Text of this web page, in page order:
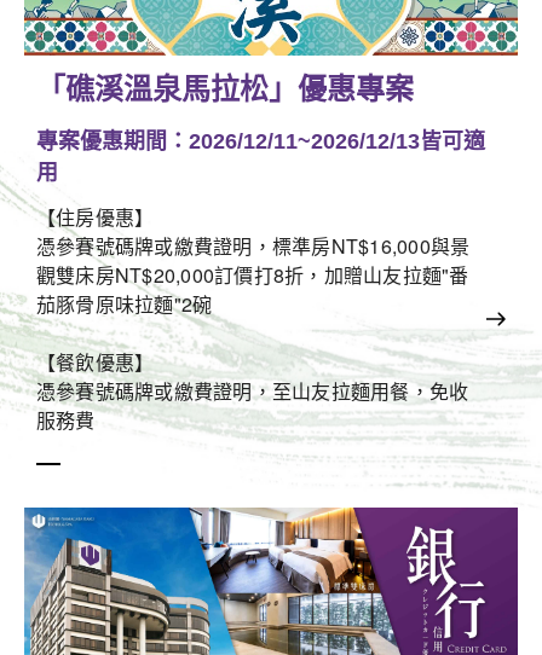
「礁溪溫泉馬拉松」優惠專案
專案優惠期間：2026/12/11~2026/12/13皆可適
用
【住房優惠】
憑參賽號碼牌或繳費證明，標準房NT$16,000與景
觀雙床房NT$20,000訂價打8折，加贈山友拉麵"番
茄豚骨原味拉麵"2碗
【餐飲優惠】
憑參賽號碼牌或繳費證明，至山友拉麵用餐，免收
服務費